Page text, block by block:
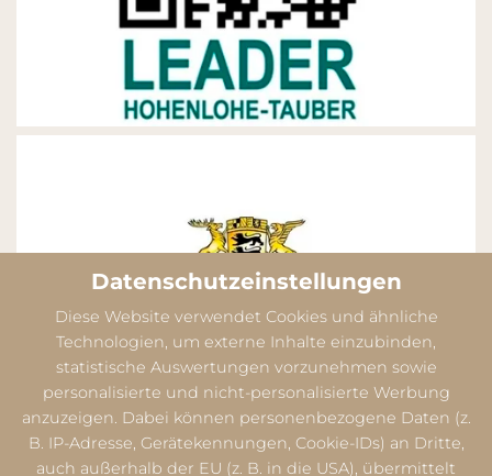
Datenschutzeinstellungen
Diese Website verwendet Cookies und ähnliche
Technologien, um externe Inhalte einzubinden,
statistische Auswertungen vorzunehmen sowie
personalisierte und nicht-personalisierte Werbung
anzuzeigen. Dabei können personenbezogene Daten (z.
B. IP-Adresse, Gerätekennungen, Cookie-IDs) an Dritte,
auch außerhalb der EU (z. B. in die USA), übermittelt